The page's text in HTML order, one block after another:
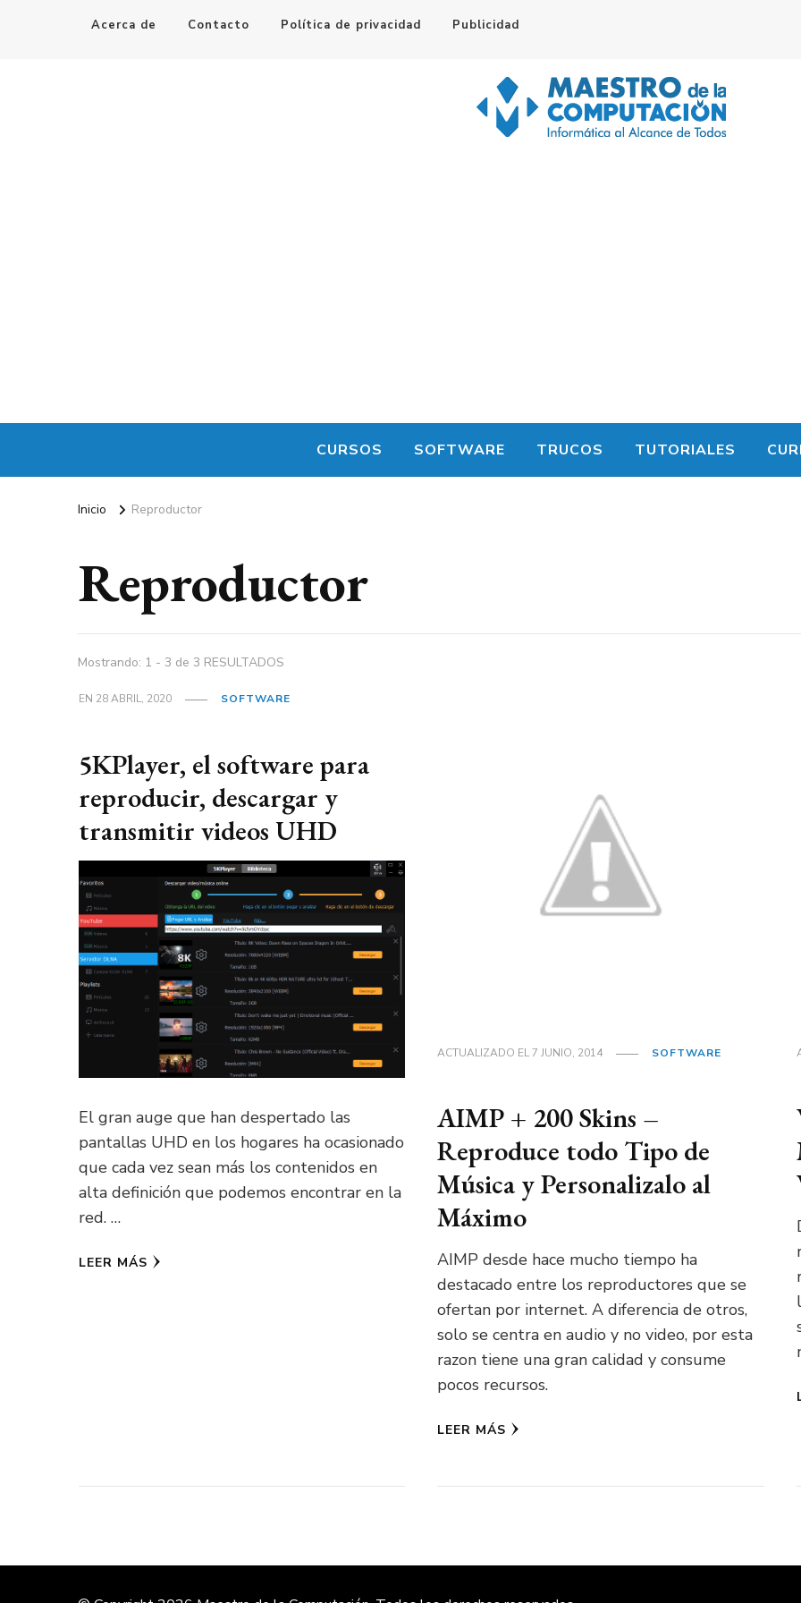
Acerca de Contacto Política de privacidad Publicidad
CURSOS SOFTWARE TRUCOS TUTORIALES
Inicio Reproductor
Reproductor
Mostrando: 1 - 3 de 3 RESULTADOS
EN 28 ABRIL, 2020 SOFTWARE
5KPlayer, el software para
reproducir, descargar y
transmitir videos UHD
El gran auge que han despertado las
pantallas UHD en los hogares ha ocasionado
que cada vez sean más los contenidos en
alta definición que podemos encontrar en la
red. …
LEER MÁS
ACTUALIZADO EL7 JUNIO, 2014 SOFTWARE
AIMP + 200 Skins –
Reproduce todo Tipo de
Música y Personalizalo al
Máximo
AIMP desde hace mucho tiempo ha
destacado entre los reproductores que se
ofertan por internet. A diferencia de otros,
solo se centra en audio y no video, por esta
razon tiene una gran calidad y consume
pocos recursos.
LEER MÁS